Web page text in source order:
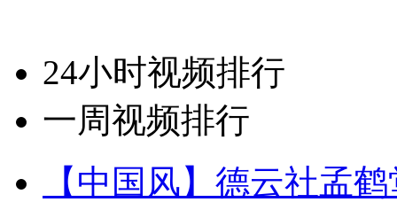
24小时视频排行
一周视频排行
【中国风】德云社孟